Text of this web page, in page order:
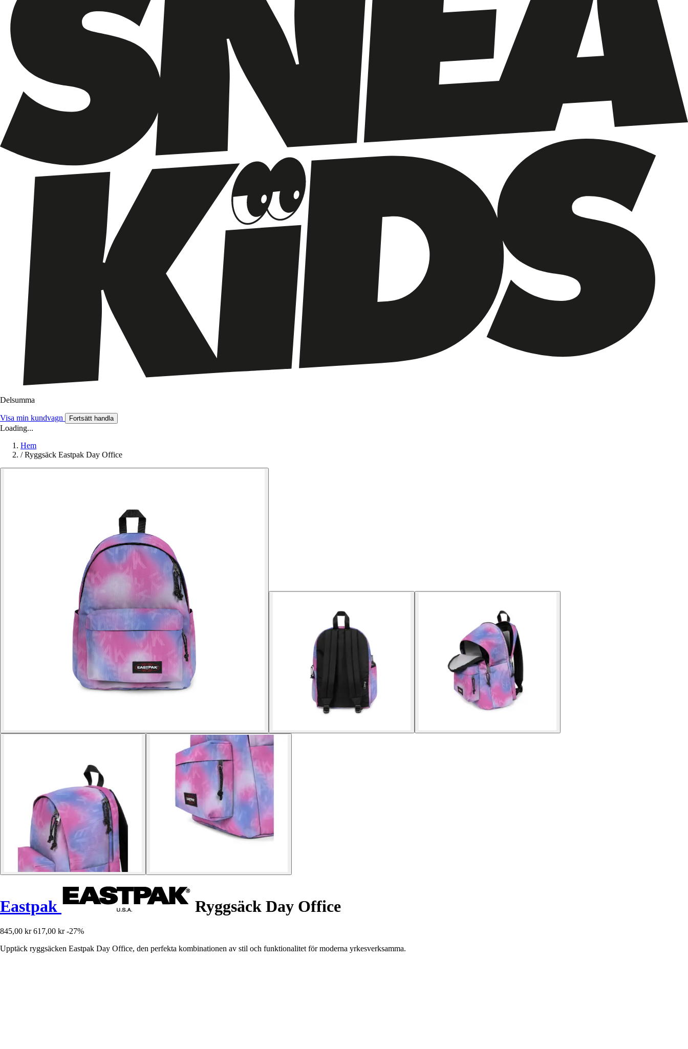
Delsumma
Visa min kundvagn Fortsätt handla
Loading...
Hem
/ Ryggsäck Eastpak Day Office
Eastpak Ryggsäck Day Office
845,00 kr 617,00 kr -27%
Upptäck ryggsäcken Eastpak Day Office, den perfekta kombinationen av stil och funktionalitet för moderna yrkesverksamma.